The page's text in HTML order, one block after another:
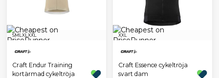
SML XL XXL
Craft Endur Training
kortärmad cykeltröja
XXL
Craft Essence cykeltröja
svart dam